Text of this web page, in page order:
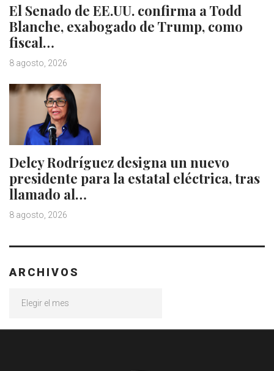
El Senado de EE.UU. confirma a Todd
Blanche, exabogado de Trump, como
fiscal…
8 agosto, 2026
Delcy Rodríguez designa un nuevo
presidente para la estatal eléctrica, tras
llamado al…
8 agosto, 2026
ARCHIVOS